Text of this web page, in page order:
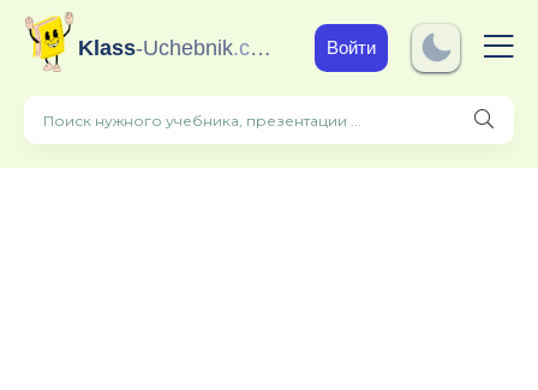
Klass-Uchebnik.com Войти